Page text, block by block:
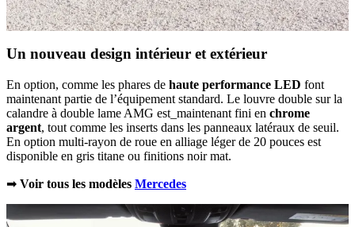
Un nouveau design intérieur et extérieur
En option, comme les phares de haute performance LED font
maintenant partie de l’équipement standard. Le louvre double sur la
calandre à double lame AMG est_maintenant fini en chrome
argent, tout comme les inserts dans les panneaux latéraux de seuil.
En option multi-rayon de roue en alliage léger de 20 pouces est
disponible en gris titane ou finitions noir mat.
➡ Voir tous les modèles Mercedes